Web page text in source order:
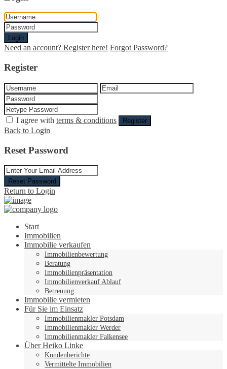
Login
Need an account? Register here! Forgot Password?
Register
I agree with terms & conditions Register
Back to Login
Reset Password
Reset Password
Return to Login
Start
Immobilien
Immobilie verkaufen
Immobilienbewertung
Beratung
Immobilienpräsentation
Immobilienverkauf Ablauf
Betreuung
Immobilie vermieten
Für Sie im Einsatz
Immobilienmakler Potsdam
Immobilienmakler Werder
Immobilienmakler Falkensee
Über Heiko Linke
Kundenberichte
Vermittelte Immobilien